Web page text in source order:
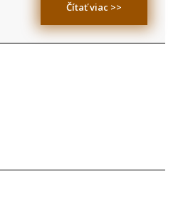
Čítať viac >>